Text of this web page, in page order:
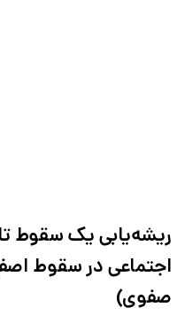
ریشه‌یابی یک سقوط
اجتماعی در سقوط
صفوی)